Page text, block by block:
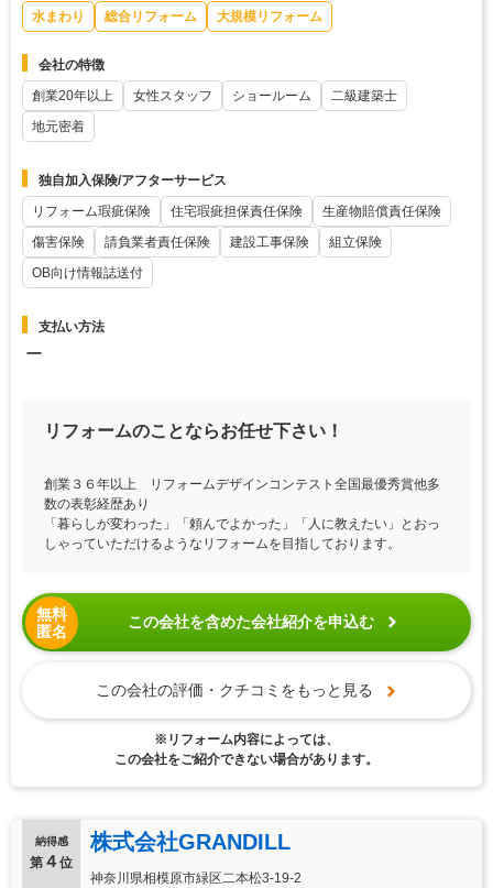
水まわり 総合リフォーム 大規模リフォーム
会社の特徴
創業20年以上
女性スタッフ ショールーム
二級建築士
地元密着
独自加入保険/アフターサービス
リフォーム瑕疵保険
住宅瑕疵担保責任保険
生産物賠償責任保険
傷害保険
請負業者責任保険 建設工事保険
組立保険
OB向け情報誌送付
支払い方法
ー
リフォームのことならお任せ下さい！
創業３６年以上 リフォームデザインコンテスト全国最優秀賞他多
数の表彰経歴あり
「暮らしが変わった」「頼んでよかった」「人に教えたい」とおっ
しゃっていただけるようなリフォームを目指しております。
無料
匿名
この会社を含めた会社紹介を申込む
この会社の評価・クチコミをもっと見る
※リフォーム内容によっては、
この会社をご紹介できない場合があります。
納得感
第 ４ 位
株式会社GRANDILL
神奈川県相模原市緑区二本松3-19-2